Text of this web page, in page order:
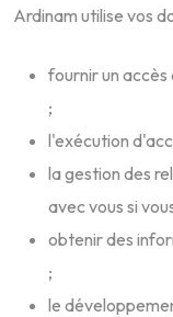
Ardinam utilise vos
fournir un accès
;
l'exécution
la gestion des
avec vous si
obtenir des
;
le